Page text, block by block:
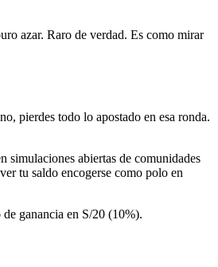
azar. Raro de verdad. Es como mirar
pierdes todo lo apostado en esa ronda.
simulaciones abiertas de comunidades
tu saldo encogerse como polo en
ganancia en S/20 (10%).